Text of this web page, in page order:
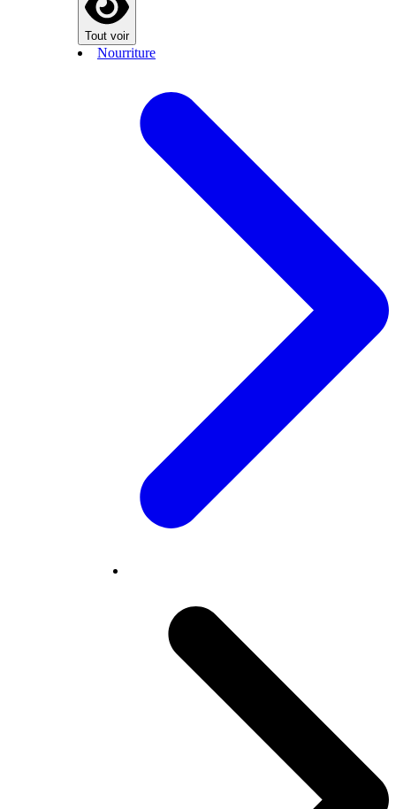
Tout voir
Nourriture